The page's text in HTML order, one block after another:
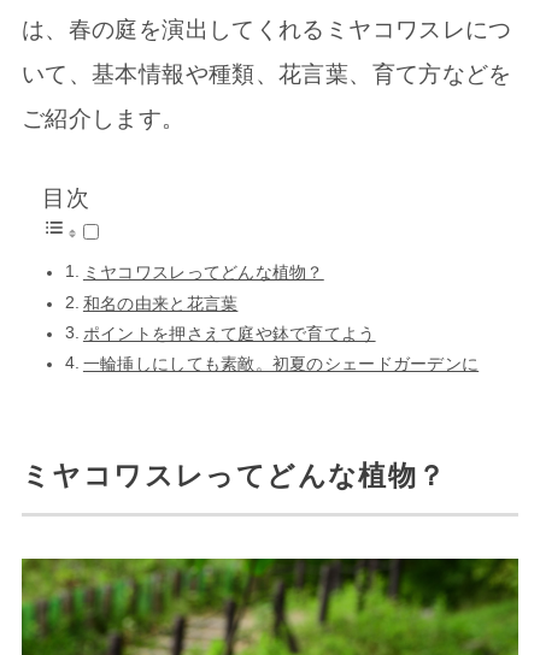
は、春の庭を演出してくれるミヤコワスレにつ
いて、基本情報や種類、花言葉、育て方などを
ご紹介します。
目次
ミヤコワスレってどんな植物？
和名の由来と花言葉
ポイントを押さえて庭や鉢で育てよう
一輪挿しにしても素敵。初夏のシェードガーデンに
ミヤコワスレってどんな植物？